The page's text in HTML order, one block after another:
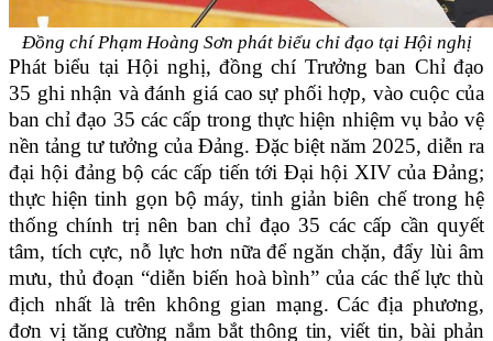
Đồng chí Phạm Hoàng Sơn phát biểu chỉ đạo tại Hội nghị
Phát biểu tại Hội nghị, đồng chí Trưởngban Chỉ đạo
35 ghi nhận và đánh giá cao sự phối hợp, vào cuộc của
ban chỉ đạo 35 các cấp trong thực hiện nhiệm vụ bảo vệ
nền tảng tư tưởng của Đảng. Đặc biệt năm 2025, diễn ra
đại hội đảng bộ các cấp tiến tới Đại hội XIV của Đảng;
thực hiện tinh gọn bộ máy, tinh giản biên chế trong hệ
thống chính trị nên ban chỉ đạo 35 các cấp cần quyết
tâm, tích cực, nỗ lực hơn nữa để ngăn chặn, đẩy lùi âm
mưu, thủ đoạn “diễn biến hoà bình” của các thế lực thù
địch nhất là trên không gian mạng. Các địa phương,
đơn vịtăng cường nắm bắt thông tin, viết tin, bài phản